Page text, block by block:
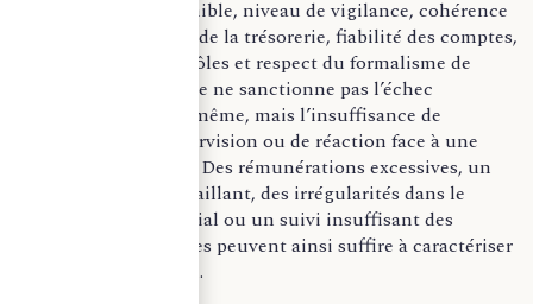
l’information disponible, niveau de vigilance, cohérence
des arbitrages, suivi de la trésorerie, fiabilité des comptes,
effectivité des contrôles et respect du formalisme de
gouvernance. Le juge ne sanctionne pas l’échec
économique en lui-même, mais l’insuffisance de
préparation, de supervision ou de réaction face à une
anomalie manifeste. Des rémunérations excessives, un
contrôle interne défaillant, des irrégularités dans le
fonctionnement social ou un suivi insuffisant des
obligations courantes peuvent ainsi suffire à caractériser
une faute de gestion.